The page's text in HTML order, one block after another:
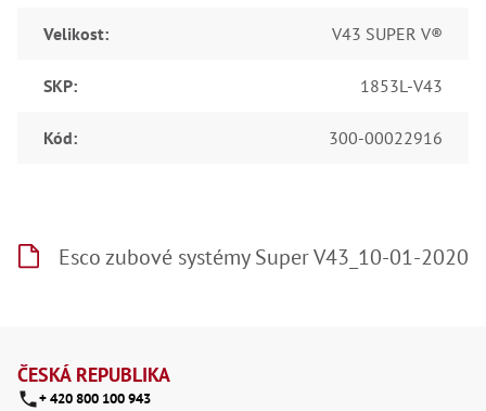
Velikost: V43 SUPER V®
SKP: 1853L-V43
Kód: 300-00022916
Esco zubové systémy Super V43_10-01-2020
ČESKÁ REPUBLIKA
+ 420 800 100 943